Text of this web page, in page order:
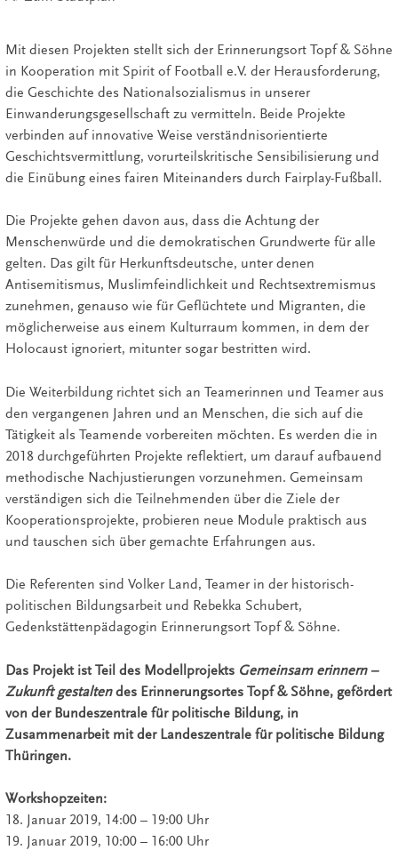
Mit diesen Projekten stellt sich der Erinnerungsort Topf & Söhne
in Kooperation mit Spirit of Football e.V. der Herausforderung,
die Geschichte des Nationalsozialismus in unserer
Einwanderungsgesellschaft zu vermitteln. Beide Projekte
verbinden auf innovative Weise verständnisorientierte
Geschichtsvermittlung, vorurteilskritische Sensibilisierung und
die Einübung eines fairen Miteinanders durch Fairplay-Fußball.
Die Projekte gehen davon aus, dass die Achtung der
Menschenwürde und die demokratischen Grundwerte für alle
gelten. Das gilt für Herkunftsdeutsche, unter denen
Antisemitismus, Muslimfeindlichkeit und Rechtsextremismus
zunehmen, genauso wie für Geflüchtete und Migranten, die
möglicherweise aus einem Kulturraum kommen, in dem der
Holocaust ignoriert, mitunter sogar bestritten wird.
Die Weiterbildung richtet sich an Teamerinnen und Teamer aus
den vergangenen Jahren und an Menschen, die sich auf die
Tätigkeit als Teamende vorbereiten möchten. Es werden die in
2018 durchgeführten Projekte reflektiert, um darauf aufbauend
methodische Nachjustierungen vorzunehmen. Gemeinsam
verständigen sich die Teilnehmenden über die Ziele der
Kooperationsprojekte, probieren neue Module praktisch aus
und tauschen sich über gemachte Erfahrungen aus.
Die Referenten sind Volker Land, Teamer in der historisch-
politischen Bildungsarbeit und Rebekka Schubert,
Gedenkstättenpädagogin Erinnerungsort Topf & Söhne.
Das Projekt ist Teil des Modellprojekts Gemeinsam erinnern –
Zukunft gestaltendes Erinnerungsortes Topf & Söhne, gefördert
von der Bundeszentrale für politische Bildung, in
Zusammenarbeit mit der Landeszentrale für politische Bildung
Thüringen.
Workshopzeiten:
18. Januar 2019, 14:00 – 19:00 Uhr
19. Januar 2019, 10:00 – 16:00 Uhr